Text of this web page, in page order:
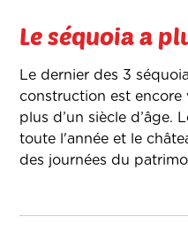
Le séquoia a
Le dernier des 3
construction est encore
plus d’un siècle d’âge.
toute l'année et le
des journées du